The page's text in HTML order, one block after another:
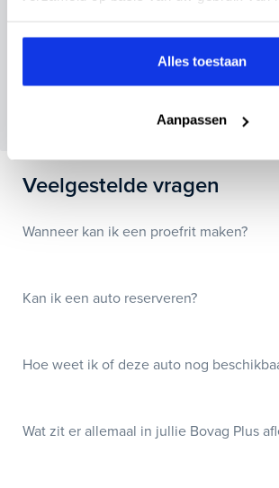
Alles toestaan
Aanpassen
Veelgestelde vragen
Wanneer kan ik een proefrit maken?
Kan ik een auto reserveren?
Hoe weet ik of deze auto nog
Wat zit er allemaal in jullie Bovag Plus